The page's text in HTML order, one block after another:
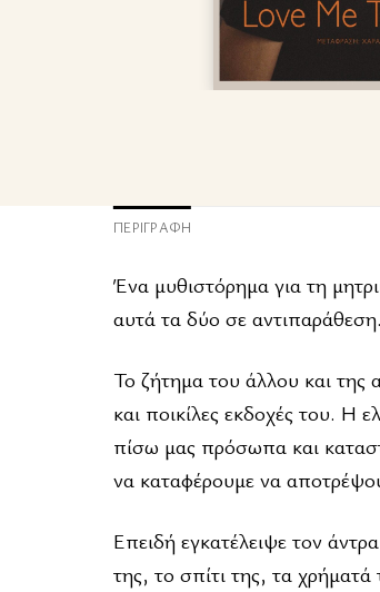
ΠΕΡΙΓΡΑΦΉ
Ένα μυθιστόρημα για τη
αυτά τα δύο σε αντιπαράθεση.
Το ζήτημα του άλλου και της
και ποικίλες εκδοχές του. Η
πίσω μας πρόσωπα και
να καταφέρουμε να
Επειδή εγκατέλειψε τον
της, το σπίτι της, τα χρήματά